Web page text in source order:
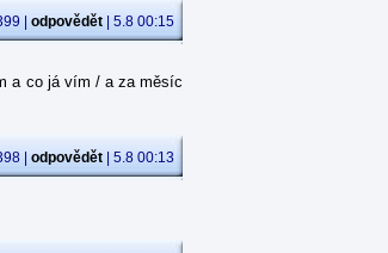
| odpovědět | 5.8 00:15
a co já vím / a za měsíc
| odpovědět | 5.8 00:13